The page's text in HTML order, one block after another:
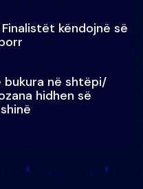
këndojnë së
në shtëpi/
hidhen së